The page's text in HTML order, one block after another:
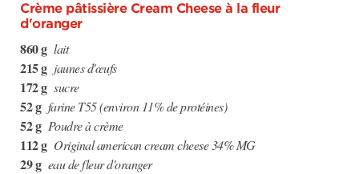
Crème pâtissière Cream Cheese à la fleur
d'oranger
860 g lait
215 g jaunes d'œufs
172 g sucre
52 g farine T55 (environ 11% de protéines)
52 g Poudre à crème
112 g Original american cream cheese 34% MG
29 g eau de fleur d'oranger